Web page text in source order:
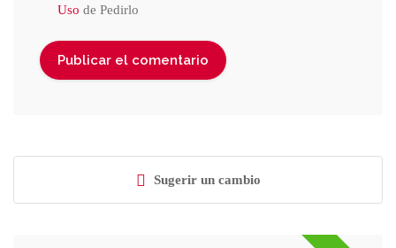
Uso de Pedirlo
Sugerir un cambio